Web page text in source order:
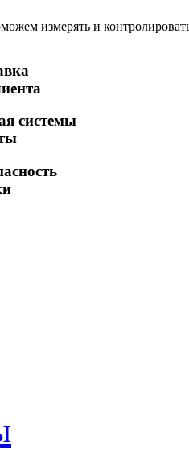
измерять и
системы